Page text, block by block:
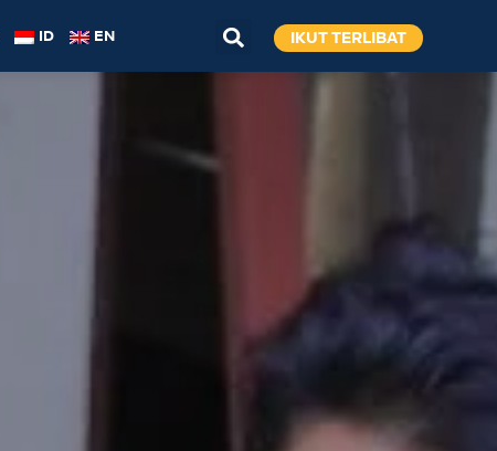
ID EN IKUT TERLIBAT